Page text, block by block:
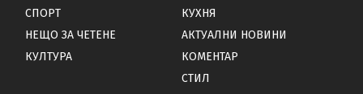
СПОРТ
НЕЩО ЗА ЧЕТЕНЕ
КУЛТУРА
КУХНЯ
АКТУАЛНИ НОВИНИ
КОМЕНТАР
СТИЛ